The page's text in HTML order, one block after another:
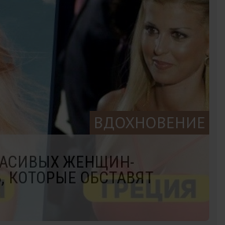
ВДОХНОВЕНИЕ
ЖЕНЩИН-
КОТОРЫЕ ОБСТАВЯТ